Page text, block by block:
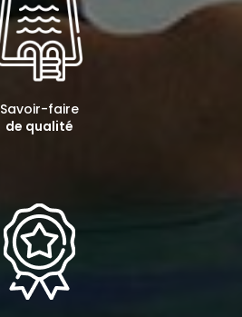
Savoir-faire
de qualité